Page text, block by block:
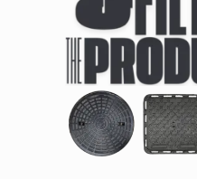
鋳物製品